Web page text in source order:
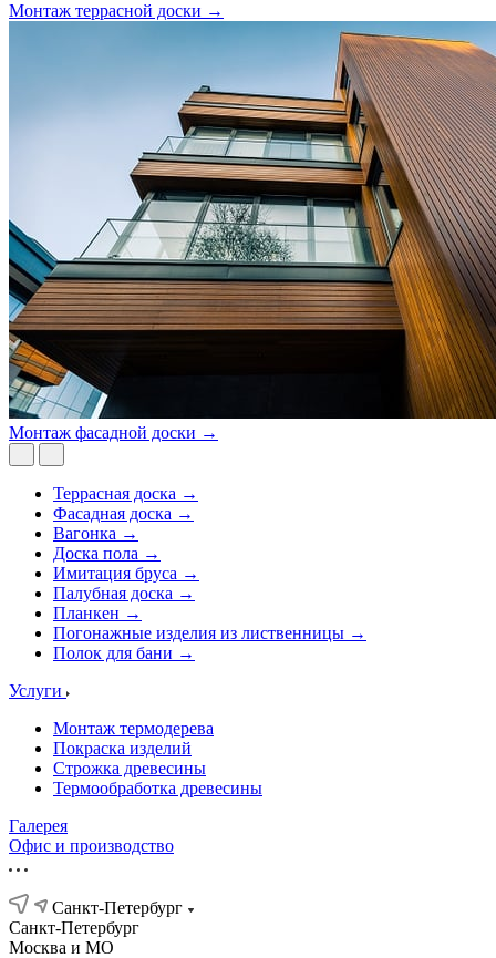
Монтаж террасной доски →
Монтаж фасадной доски →
Террасная доска →
Фасадная доска →
Вагонка →
Доска пола →
Имитация бруса →
Палубная доска →
Планкен →
Погонажные изделия из лиственницы →
Полок для бани →
Услуги
Монтаж термодерева
Покраска изделий
Строжка древесины
Термообработка древесины
Галерея
Офис и производство
Санкт-Петербург
Санкт-Петербург
Москва и МО